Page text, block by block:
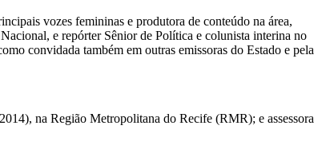
vozes femininas e produtora de conteúdo na área,
e repórter Sênior de Política e colunista interina no
convidada também em outras emissoras do Estado e pela
na Região Metropolitana do Recife (RMR); e assessora